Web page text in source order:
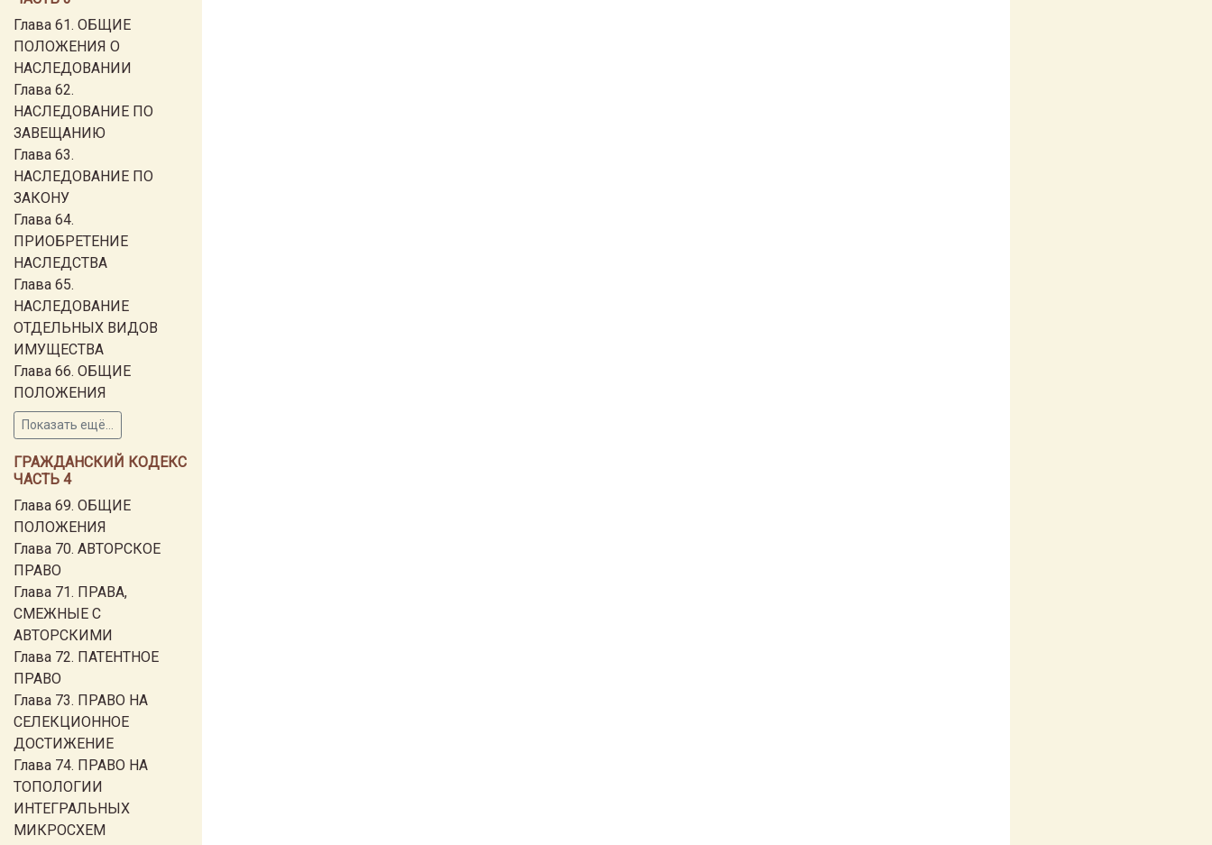
Глава 61. ОБЩИЕ
ПОЛОЖЕНИЯ О
НАСЛЕДОВАНИИ
Глава 62.
НАСЛЕДОВАНИЕ ПО
ЗАВЕЩАНИЮ
Глава 63.
НАСЛЕДОВАНИЕ ПО
ЗАКОНУ
Глава 64.
ПРИОБРЕТЕНИЕ
НАСЛЕДСТВА
Глава 65.
НАСЛЕДОВАНИЕ
ОТДЕЛЬНЫХ ВИДОВ
ИМУЩЕСТВА
Глава 66. ОБЩИЕ
ПОЛОЖЕНИЯ
Показать ещё...
ГРАЖДАНСКИЙ КОДЕКС
ЧАСТЬ 4
Глава 69. ОБЩИЕ
ПОЛОЖЕНИЯ
Глава 70. АВТОРСКОЕ
ПРАВО
Глава 71. ПРАВА,
СМЕЖНЫЕ С
АВТОРСКИМИ
Глава 72. ПАТЕНТНОЕ
ПРАВО
Глава 73. ПРАВО НА
СЕЛЕКЦИОННОЕ
ДОСТИЖЕНИЕ
Глава 74. ПРАВО НА
ТОПОЛОГИИ
ИНТЕГРАЛЬНЫХ
МИКРОСХЕМ